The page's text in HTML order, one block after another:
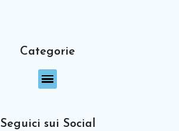
Categorie
Seguici sui Social